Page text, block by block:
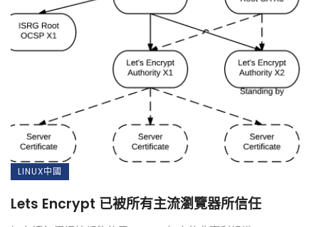
LINUX中國
Lets Encrypt 已被所有主流瀏覽器所信任